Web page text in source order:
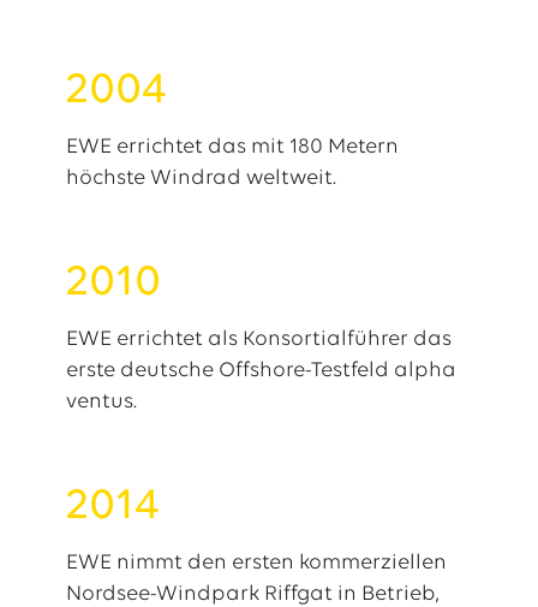
EWE errichtet das mit 180 Metern
höchste Windrad weltweit.
2004
EWE errichtet als Konsortialführer das
erste deutsche Offshore-Testfeld alpha
ventus.
2010
EWE nimmt den ersten kommerziellen
Nordsee-Windpark Riffgat in Betrieb,
2014